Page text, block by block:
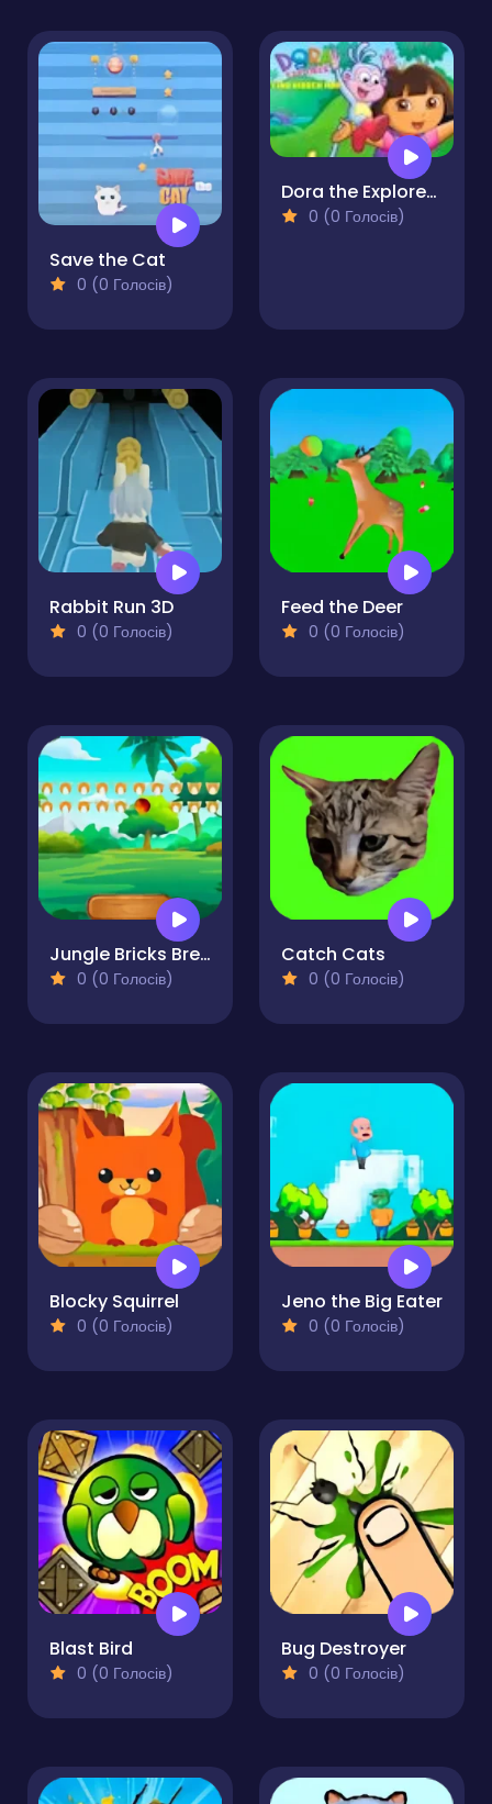
Save the Cat
0 (0 Голосів)
Dora the Explorer: Find Hidden Map
0 (0 Голосів)
Rabbit Run 3D
0 (0 Голосів)
Feed the Deer
0 (0 Голосів)
Jungle Bricks Breaker
0 (0 Голосів)
Catch Cats
0 (0 Голосів)
Blocky Squirrel
0 (0 Голосів)
Jeno the Big Eater
0 (0 Голосів)
Blast Bird
0 (0 Голосів)
Bug Destroyer
0 (0 Голосів)